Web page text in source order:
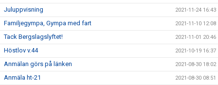
Juluppvisning 2021-11-24 16:43
Familjegympa, Gympa med fart 2021-11-10 12:08
Tack Bergslagslyftet! 2021-11-01 20:46
Höstlov v.44 2021-10-19 16:37
Anmälan görs på länken 2021-08-30 18:02
Anmäla ht-21 2021-08-30 08:51